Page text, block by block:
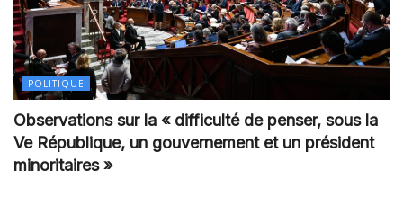
POLITIQUE
Observations sur la « difficulté de penser, sous la
Ve République, un gouvernement et un président
minoritaires »